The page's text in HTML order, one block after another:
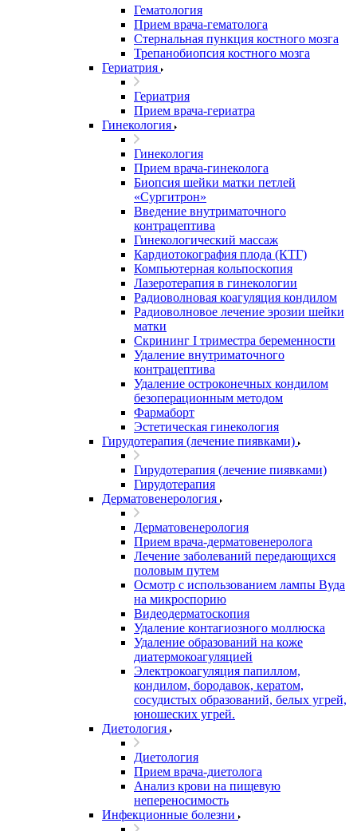
Гематология
Прием врача-гематолога
Стернальная пункция костного мозга
Трепанобиопсия костного мозга
Гериатрия
Гериатрия
Прием врача-гериатра
Гинекология
Гинекология
Прием врача-гинеколога
Биопсия шейки матки петлей
«Сургитрон»
Введение внутриматочного
контрацептива
Гинекологический массаж
Кардиотокография плода (КТГ)
Компьютерная кольпоскопия
Лазеротерапия в гинекологии
Радиоволновая коагуляция кондилом
Радиоволновое лечение эрозии шейки
матки
Скрининг I триместра беременности
Удаление внутриматочного
контрацептива
Удаление остроконечных кондилом
безоперационным методом
Фармаборт
Эстетическая гинекология
Гирудотерапия (лечение пиявками)
Гирудотерапия (лечение пиявками)
Гирудотерапия
Дерматовенерология
Дерматовенерология
Прием врача-дерматовенеролога
Лечение заболеваний передающихся
половым путем
Осмотр с использованием лампы Вуда
на микроспорию
Видеодерматоскопия
Удаление контагиозного моллюска
Удаление образований на коже
диатермокоагуляцией
Электрокоагуляция папиллом,
кондилом, бородавок, кератом,
сосудистых образований, белых угрей,
юношеских угрей.
Диетология
Диетология
Прием врача-диетолога
Анализ крови на пищевую
непереносимость
Инфекционные болезни